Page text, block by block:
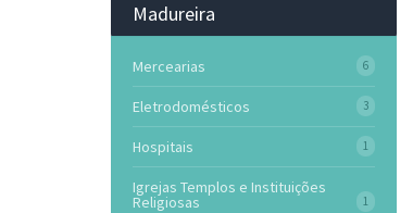
Madureira
Mercearias 6
Eletrodomésticos 3
Hospitais 1
Igrejas Templos e Instituições
Religiosas 1